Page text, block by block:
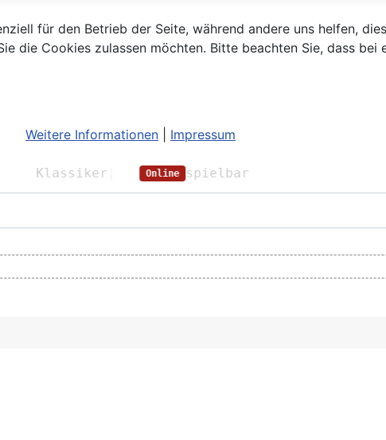
Klassiker 211 Online spielbar
für den Betrieb der Seite, während andere uns helfen,
die Cookies zulassen möchten. Bitte beachten Sie, dass
Weitere Informationen
Impressum